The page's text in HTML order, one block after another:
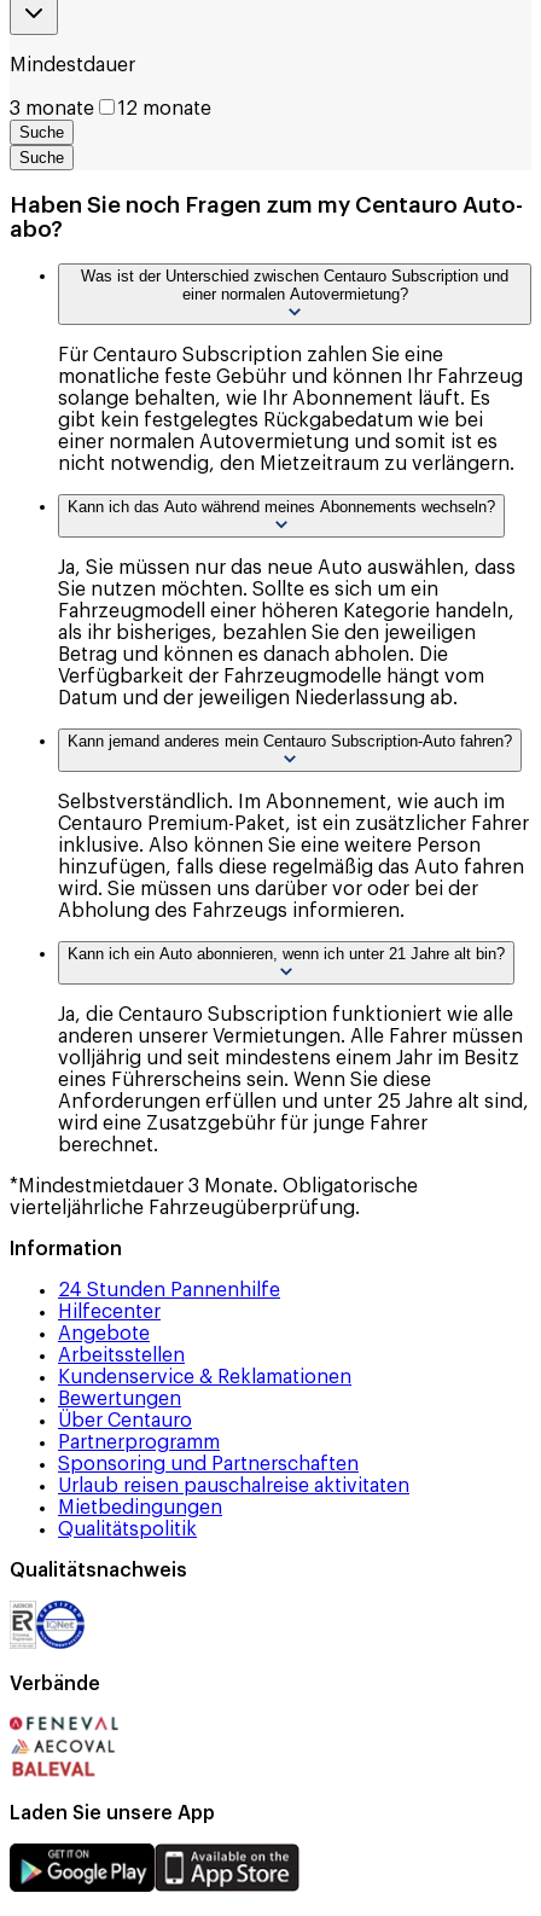
Mindestdauer
3 monate 12 monate
Suche
Suche
Haben Sie noch Fragen zum my Centauro Auto-
abo?
Was ist der Unterschied zwischen Centauro Subscription und
einer normalen Autovermietung?
Für Centauro Subscription zahlen Sie eine
monatliche feste Gebühr und können Ihr Fahrzeug
solange behalten, wie Ihr Abonnement läuft. Es
gibt kein festgelegtes Rückgabedatum wie bei
einer normalen Autovermietung und somit ist es
nicht notwendig, den Mietzeitraum zu verlängern.
Kann ich das Auto während meines Abonnements wechseln?
Ja, Sie müssen nur das neue Auto auswählen, dass
Sie nutzen möchten. Sollte es sich um ein
Fahrzeugmodell einer höheren Kategorie handeln,
als ihr bisheriges, bezahlen Sie den jeweiligen
Betrag und können es danach abholen. Die
Verfügbarkeit der Fahrzeugmodelle hängt vom
Datum und der jeweiligen Niederlassung ab.
Kann jemand anderes mein Centauro Subscription-Auto fahren?
Selbstverständlich. Im Abonnement, wie auch im
Centauro Premium-Paket, ist ein zusätzlicher Fahrer
inklusive. Also können Sie eine weitere Person
hinzufügen, falls diese regelmäßig das Auto fahren
wird. Sie müssen uns darüber vor oder bei der
Abholung des Fahrzeugs informieren.
Kann ich ein Auto abonnieren, wenn ich unter 21 Jahre alt bin?
Ja, die Centauro Subscription funktioniert wie alle
anderen unserer Vermietungen. Alle Fahrer müssen
volljährig und seit mindestens einem Jahr im Besitz
eines Führerscheins sein. Wenn Sie diese
Anforderungen erfüllen und unter 25 Jahre alt sind,
wird eine Zusatzgebühr für junge Fahrer
berechnet.
*Mindestmietdauer 3 Monate. Obligatorische
vierteljährliche Fahrzeugüberprüfung.
Information
24 Stunden Pannenhilfe
Hilfecenter
Angebote
Arbeitsstellen
Kundenservice & Reklamationen
Bewertungen
Über Centauro
Partnerprogramm
Sponsoring und Partnerschaften
Urlaub reisen pauschalreise aktivitaten
Mietbedingungen
Qualitätspolitik
Qualitätsnachweis
Verbände
Laden Sie unsere App